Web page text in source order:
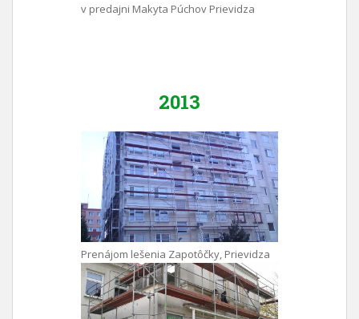
v predajni Makyta Púchov Prievidza
2013
Prenájom lešenia Zapotôčky, Prievidza